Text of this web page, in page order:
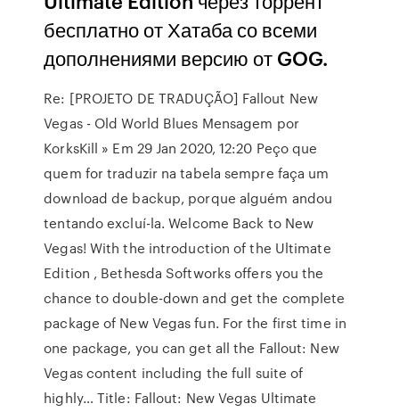
бесплатно от Хатаба со всеми
дополнениями версию от GOG.
Re: [PROJETO DE TRADUÇÃO] Fallout New
Vegas - Old World Blues Mensagem por
KorksKill » Em 29 Jan 2020, 12:20 Peço que
quem for traduzir na tabela sempre faça um
download de backup, porque alguém andou
tentando excluí-la. Welcome Back to New
Vegas! With the introduction of the Ultimate
Edition , Bethesda Softworks offers you the
chance to double-down and get the complete
package of New Vegas fun. For the first time in
one package, you can get all the Fallout: New
Vegas content including the full suite of
highly… Title: Fallout: New Vegas Ultimate